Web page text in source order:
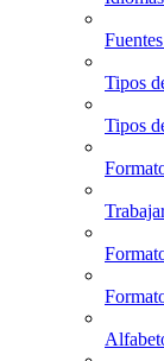
Tipos
Tipos